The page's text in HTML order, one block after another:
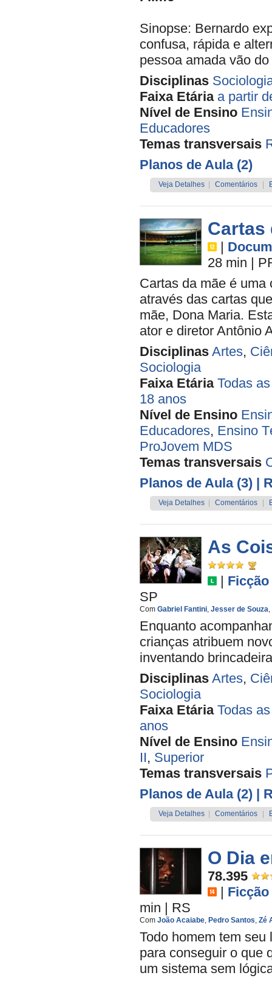
Sinopse: Bernardo
confusa, rápida e
pessoa amada vão
Disciplinas
Faixa Etária a partir
Nível de Ensino
Educadores
Temas transversais
Planos de Aula (2)
Veja Detalhes Comentários
Cartas
|
28 min |
Cartas da mãe é
através das cartas
mãe, Dona Maria.
ator e diretor Antônio
Disciplinas Artes,
Sociologia
Faixa Etária Todas
18 anos
Nível de Ensino
Educadores, Ensino
ProJovem MDS
Temas transversais
Planos de Aula (3) |
Veja Detalhes Comentários
As
| Ficção
SP
Com Gabriel Fantini, Jesser de Souza,
Enquanto
crianças atribuem
inventando
Disciplinas Artes,
Sociologia
Faixa Etária Todas
anos
Nível de Ensino
II, Superior
Temas transversais
Planos de Aula (2) |
Veja Detalhes Comentários
O Dia
78.395
| Ficção
min | RS
Com João Acaiabe, Pedro Santos, Zé
Todo homem tem
para conseguir o que
um sistema sem